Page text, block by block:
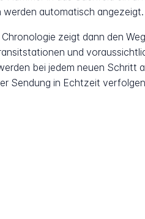
werden automatisch angezeigt.
zeigt dann den
und
bei jedem neuen Schritt
Sendung in Echtzeit